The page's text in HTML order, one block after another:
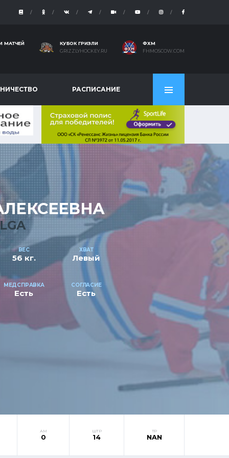
МАТЧЕЙ
КУБОК ГРИЗЛИ
GRIZZLYHOCKEY.RU
ФХМ
FHMOSCOW.COM
РАСПИСАНИЕ
ВЕС
56 кг.
ХВАТ
Левый
МЕДСПРАВКА
Есть
СОГЛАСИЕ
Есть
АМ
0
ШТР
14
ТР
NAN